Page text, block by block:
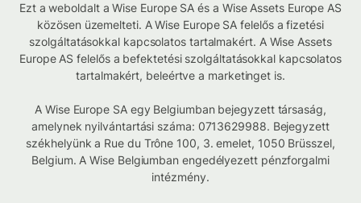
Ezt a weboldalt a Wise Europe SA és a Wise Assets Europe AS
közösen üzemelteti. A Wise Europe SA felelős a fizetési
szolgáltatásokkal kapcsolatos tartalmakért. A Wise Assets
Europe AS felelős a befektetési szolgáltatásokkal kapcsolatos
tartalmakért, beleértve a marketinget is.
A Wise Europe SA egy Belgiumban bejegyzett társaság,
amelynek nyilvántartási száma: 0713629988. Bejegyzett
székhelyünk a Rue du Trône 100, 3. emelet, 1050 Brüsszel,
Belgium. A Wise Belgiumban engedélyezett pénzforgalmi
intézmény.